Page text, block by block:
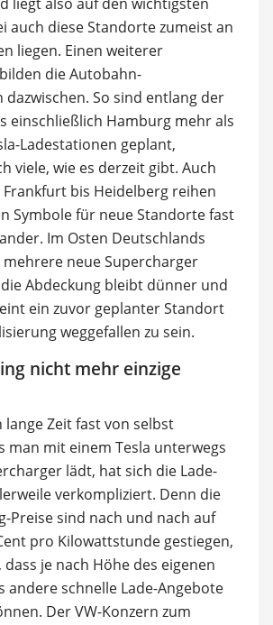
auch diese Standorte zumeist an
liegen. Einen weiterer
die Autobahn-
So sind entlang der
einschließlich Hamburg mehr als
Ladestationen geplant,
viele, wie es derzeit gibt. Auch
Frankfurt bis Heidelberg reihen
Symbole für neue Standorte fast
Im Osten Deutschlands
neue Supercharger
Abdeckung bleibt dünner und
ein zuvor geplanter Standort
weggefallen zu sein.
nicht mehr einzige
lange Zeit fast von selbst
man mit einem Tesla unterwegs
lädt, hat sich die Lade-
verkompliziert. Denn die
Preise sind nach und nach auf
pro Kilowattstunde gestiegen,
je nach Höhe des eigenen
andere schnelle Lade-Angebote
Der VW-Konzern zum